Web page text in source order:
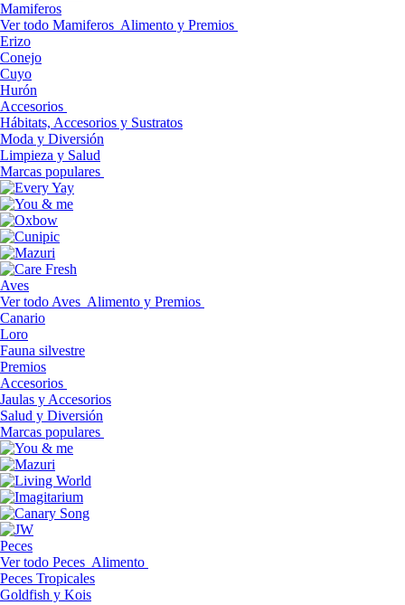
Mamiferos
Ver todo Mamiferos Alimento y Premios
Erizo
Conejo
Cuyo
Hurón
Accesorios
Hábitats, Accesorios y Sustratos
Moda y Diversión
Limpieza y Salud
Marcas populares
Aves
Ver todo Aves Alimento y Premios
Canario
Loro
Fauna silvestre
Premios
Accesorios
Jaulas y Accesorios
Salud y Diversión
Marcas populares
Peces
Ver todo Peces Alimento
Peces Tropicales
Goldfish y Kois